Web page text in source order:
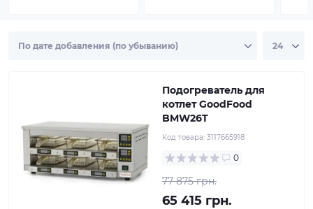
Подогреватель для
котлет GoodFood
BMW26T
Код товара: 3117665918
0
77 875 грн.
65 415 грн.